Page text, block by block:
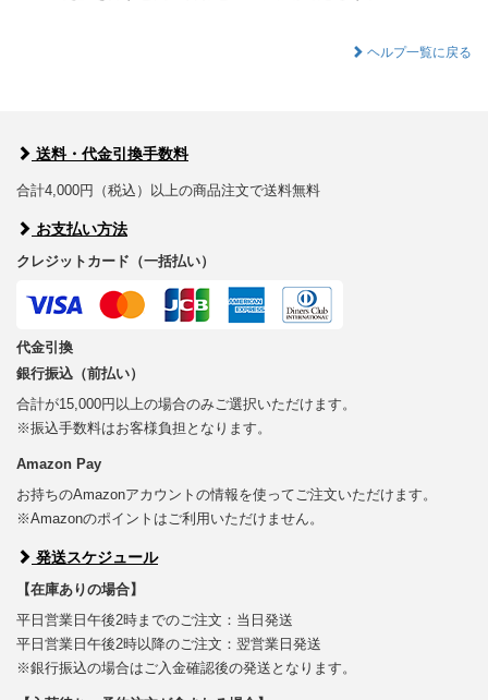
ヘルプ一覧に戻る
送料・代金引換手数料
合計4,000円（税込）以上の商品注文で送料無料
お支払い方法
クレジットカード（一括払い）
代金引換
銀行振込（前払い）
合計が15,000円以上の場合のみご選択いただけます。
※振込手数料はお客様負担となります。
Amazon Pay
お持ちのAmazonアカウントの情報を使ってご注文いただけます。
※Amazonのポイントはご利用いただけません。
発送スケジュール
【在庫ありの場合】
平日営業日午後2時までのご注文：当日発送
平日営業日午後2時以降のご注文：翌営業日発送
※銀行振込の場合はご入金確認後の発送となります。